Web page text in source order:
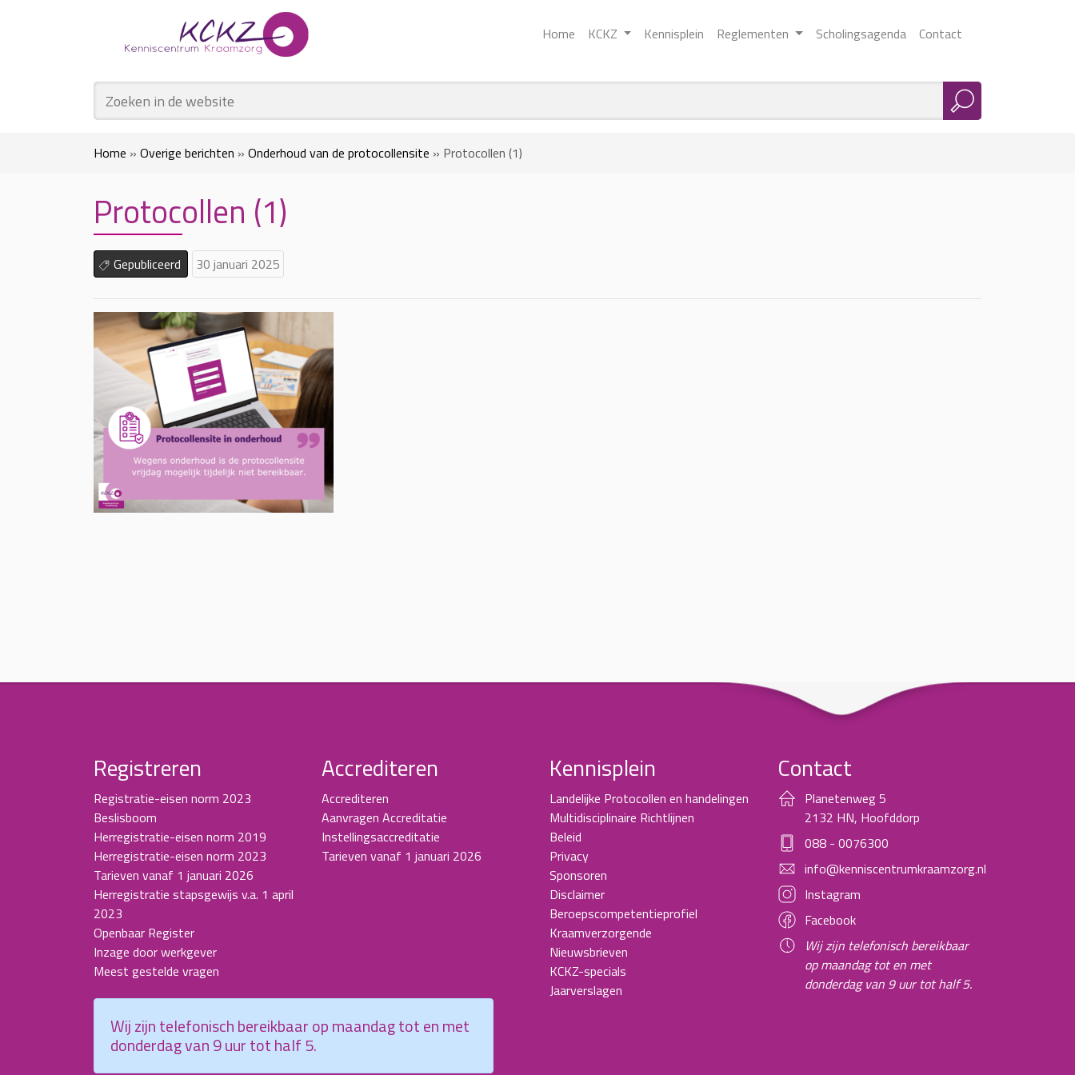
Home KCKZ Kennisplein Reglementen Scholingsagenda Contact
Home » Overige berichten » Onderhoud van de protocollensite » Protocollen (1)
Protocollen (1)
Gepubliceerd 30 januari 2025
Registreren
Registratie-eisen norm 2023
Beslisboom
Herregistratie-eisen norm 2019
Herregistratie-eisen norm 2023
Tarieven vanaf 1 januari 2026
Herregistratie stapsgewijs v.a. 1 april
2023
Openbaar Register
Inzage door werkgever
Meest gestelde vragen
Accrediteren
Accrediteren
Aanvragen Accreditatie
Instellingsaccreditatie
Tarieven vanaf 1 januari 2026
Kennisplein
Landelijke Protocollen en handelingen
Multidisciplinaire Richtlijnen
Beleid
Privacy
Sponsoren
Disclaimer
Beroepscompetentieprofiel
Kraamverzorgende
Nieuwsbrieven
KCKZ-specials
Jaarverslagen
Contact
Planetenweg 5
2132 HN, Hoofddorp
088 - 0076300
info@kenniscentrumkraamzorg.nl
Instagram
Facebook
Wij zijn telefonisch bereikbaar
op maandag tot en met
donderdag van 9 uur tot half 5.
Wij zijn telefonisch bereikbaar op maandag tot en met
donderdag van 9 uur tot half 5.